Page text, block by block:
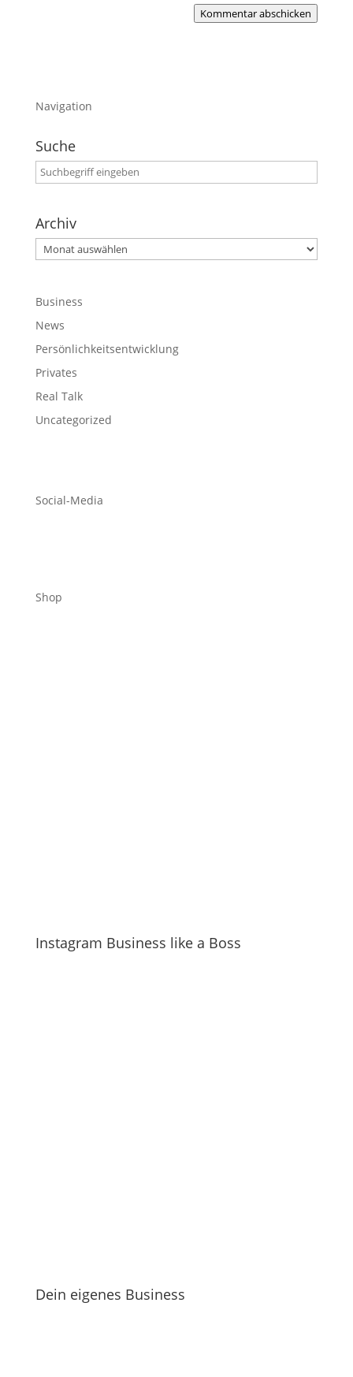
Kommentar abschicken
Navigation
Suche
Archiv
Archiv
Business
News
Persönlichkeitsentwicklung
Privates
Real Talk
Uncategorized
Social-Media
Shop
Instagram Business like a Boss
Dein eigenes Business